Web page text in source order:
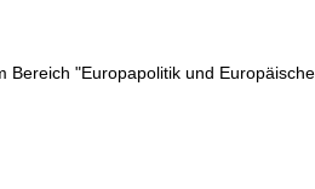
Bereich "Europapolitik und Europäische